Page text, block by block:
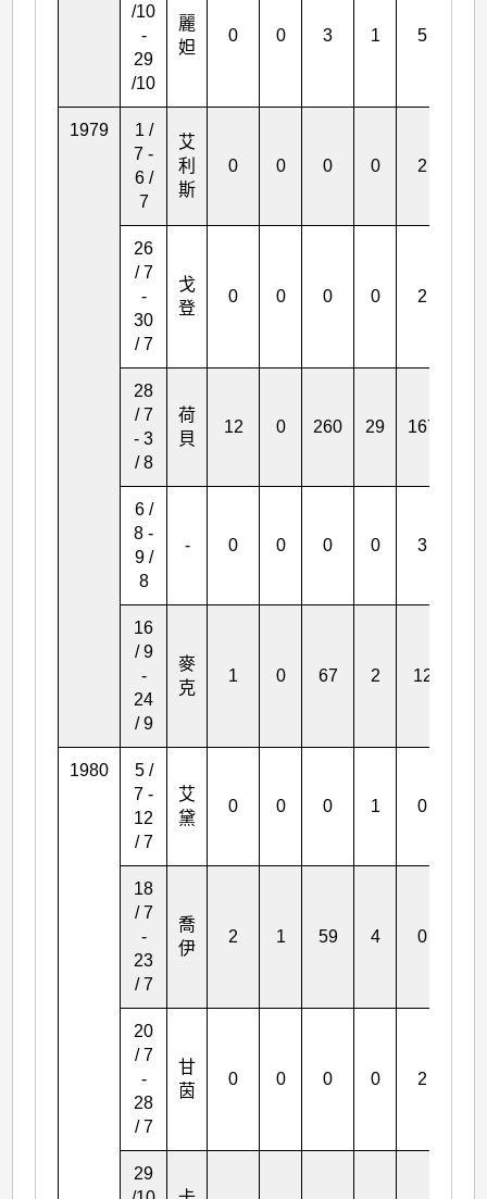
/10
-
29
/10
麗
妲
0 0 3 1 5
1979
1 /
7 -
6 /
7
艾
利
斯
0 0 0 0 2
26
/ 7
-
30
/ 7
戈
登
0 0 0 0 2
28
/ 7
- 3
/ 8
荷
貝
12 0 260 29 167
6 /
8 -
9 /
8
- 0 0 0 0 3
16
/ 9
-
24
/ 9
麥
克
1 0 67 2 12
1980
5 /
7 -
12
/ 7
艾
黛
0 0 0 1 0
18
/ 7
-
23
/ 7
喬
伊
2 1 59 4 0
20
/ 7
-
28
/ 7
甘
茵
0 0 0 0 2
29